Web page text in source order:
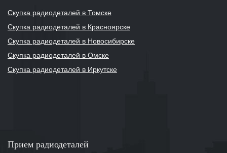
Скупка радиодеталей в Томске
Скупка радиодеталей в Красноярске
Скупка радиодеталей в Новосибирске
Скупка радиодеталей в Омске
Скупка радиодеталей в Иркутске
Прием радиодеталей